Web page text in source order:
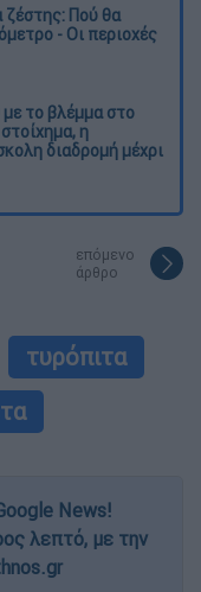
Πού θα
- Οι περιοχές
το βλέμμα στο
η
διαδρομή μέχρι
επόμενο
άρθρο
τυρόπιτα
News!
λεπτό, με την